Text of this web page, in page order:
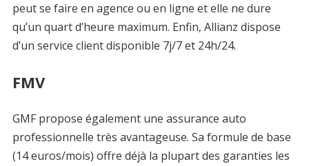
peut se faire en agence ou en ligne et elle ne dure
qu’un quart d’heure maximum. Enfin, Allianz dispose
d’un service client disponible 7j/7 et 24h/24.
FMV
GMF propose également une assurance auto
professionnelle très avantageuse. Sa formule de base
(14 euros/mois) offre déjà la plupart des garanties les